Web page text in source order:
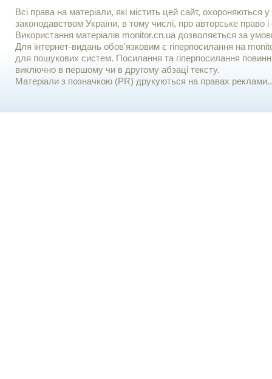
Всі права на матеріали, які містить цей сайт, охороняються у
законодавством України, в тому числі, про авторське право і
Використання матерiалiв monitor.cn.ua дозволяється за
Для iнтернет-видань обов'язковим є гiперпосилання на
для пошукових систем. Посилання та гіперпосилання
виключно в першому чи в другому абзаці тексту.
Матеріали з позначкою (PR) друкуються на правах реклами..